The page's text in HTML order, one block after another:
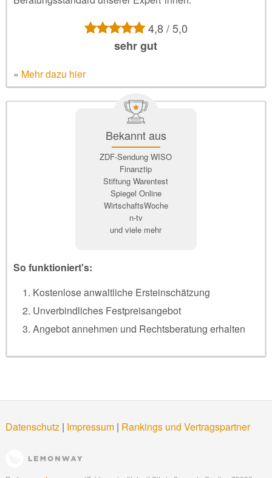
4,8 / 5,0
sehr gut
» Mehr dazu hier
Bekannt aus
ZDF-Sendung WISO
Finanztip
Stiftung Warentest
Spiegel Online
WirtschaftsWoche
n-tv
und viele mehr
So funktioniert's:
Kostenlose anwaltliche Ersteinschätzung
Unverbindliches Festpreisangebot
Angebot annehmen und Rechtsberatung erhalten
Datenschutz| Impressum| Rankings und Vertragspartner